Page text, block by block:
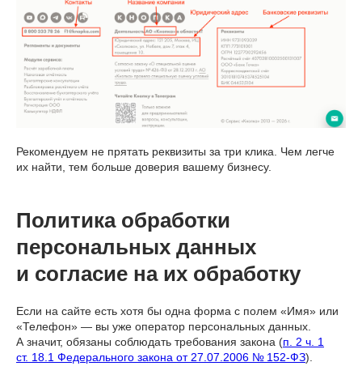
Рекомендуем не прятать реквизиты за три клика. Чем легче
их найти, тем больше доверия вашему бизнесу.
Политика обработки
персональных данных
и согласие на их обработку
Если на сайте есть хотя бы одна форма с полем «Имя» или
«Телефон» — вы уже оператор персональных данных.
А значит, обязаны соблюдать требования закона (п. 2 ч. 1
ст. 18.1 Федерального закона от 27.07.2006 № 152-ФЗ).